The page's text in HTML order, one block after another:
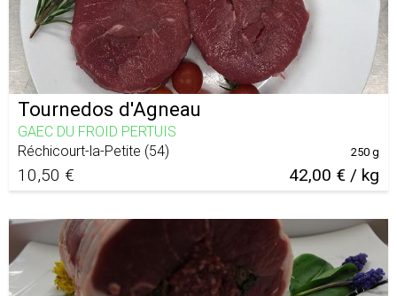
Tournedos d'Agneau
GAEC DU FROID PERTUIS
Réchicourt-la-Petite (54)
10,50 € 42,00 € / kg
250 g